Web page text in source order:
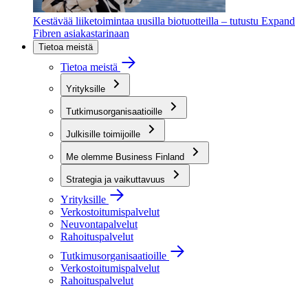
Kestävää liiketoimintaa uusilla biotuotteilla – tutustu Expand
Fibren asiakastarinaan
Tietoa meistä
Tietoa meistä
Yrityksille
Tutkimusorganisaatioille
Julkisille toimijoille
Me olemme Business Finland
Strategia ja vaikuttavuus
Yrityksille
Verkostoitumispalvelut
Neuvontapalvelut
Rahoituspalvelut
Tutkimusorganisaatioille
Verkostoitumispalvelut
Rahoituspalvelut